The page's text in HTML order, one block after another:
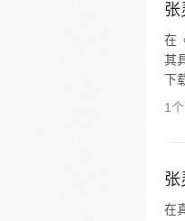
张
在
其
下
1
张
在